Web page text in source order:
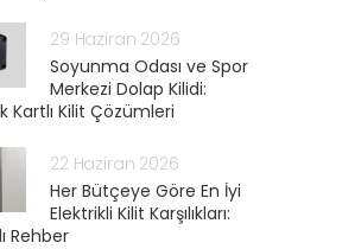
29 Haziran 2026
Soyunma Odası ve Spor
Merkezi Dolap Kilidi:
Kartlı Kilit Çözümleri
22 Haziran 2026
Her Bütçeye Göre En İyi
Elektrikli Kilit Karşılıkları:
Rehber